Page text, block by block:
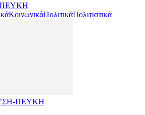
ΚοινωνικάΠολιτικάΠολιτιστικά
ΠΕΥΚΗ